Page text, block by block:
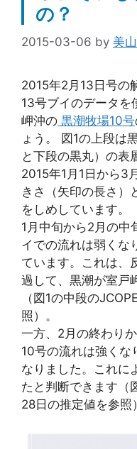
の？
2015-03-06 by 美
2015年2月13日号の
13号ブイのデータを
岬沖の 黒潮牧場10号
ょう。 図1の上段は
と下段の黒丸）の表
2015年1月1日から3
きさ（矢印の長さ）
をしめしています。
1月中旬から2月の中
イでの流れは弱くな
ています。これは、
過して、黒潮が室戸
（図1の中段の
照）。
一方、2月の終わり
10号の流れは強くな
なりました。これに
たと判断できます（
28日の推定値を参照